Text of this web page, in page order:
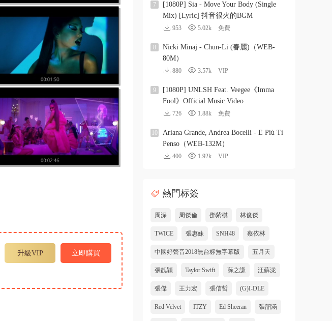
升級VIP 立即購買
7
[1080P] Sia - Move Your Body (Single
Mix) [Lyric] 抖音很火的BGM
953 5.02k 免費
8
Nicki Minaj - Chun-Li (春麗)（WEB-
80M）
880 3.57k VIP
9
[1080P] UNLSH Feat. Veegee《Imma
Fool》Official Music Video
726 1.88k 免費
10
Ariana Grande, Andrea Bocelli - E Più Ti
Penso（WEB-132M）
400 1.92k VIP
熱門标簽
周深 周傑倫 鄧紫棋 林俊傑
TWICE 張惠妹 SNH48 蔡依林
中國好聲音2018無台标無字幕版 五月天
張靓穎 Taylor Swift 薛之謙 汪蘇泷
張傑 王力宏 張信哲 (G)I-DLE
Red Velvet ITZY Ed Sheeran 張韶涵